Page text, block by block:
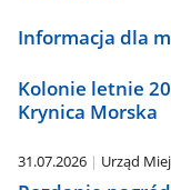
Informacja dla
Kolonie letnie
Krynica Morska
31.07.2026 Urząd